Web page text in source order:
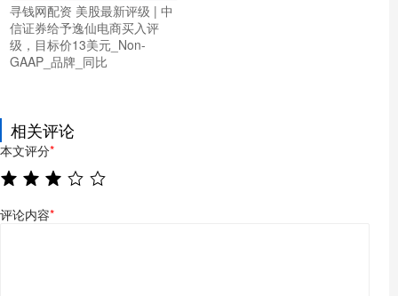
寻钱网配资 美股最新评级 | 中
信证券给予逸仙电商买入评
级，目标价13美元_Non-
GAAP_品牌_同比
相关评论
本文评分*
评论内容*